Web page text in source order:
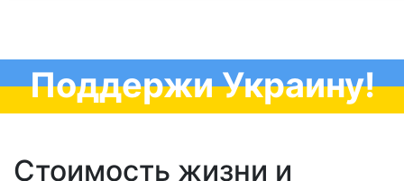
Поддержи Украину!
Стоимость жизни и